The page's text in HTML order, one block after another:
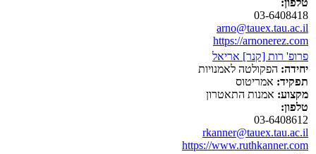
טלפון:
03-6408418
arno@tauex.tau.ac.il
https://arnonerez.com
פרופ' רות [קנר] אריאל
יחידה: הפקולטה לאמנויות
תפקיד: אמריטוס
מקצוע: אמנות התאטרון
טלפון:
03-6408612
rkanner@tauex.tau.ac.il
https://www.ruthkanner.com